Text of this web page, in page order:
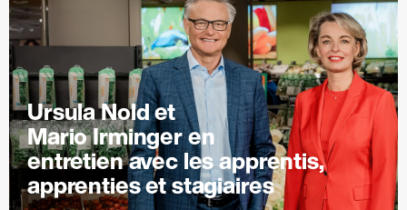
Ursula Nold et
Mario Irminger en
entretien avec les apprentis,
apprenties et stagiaires